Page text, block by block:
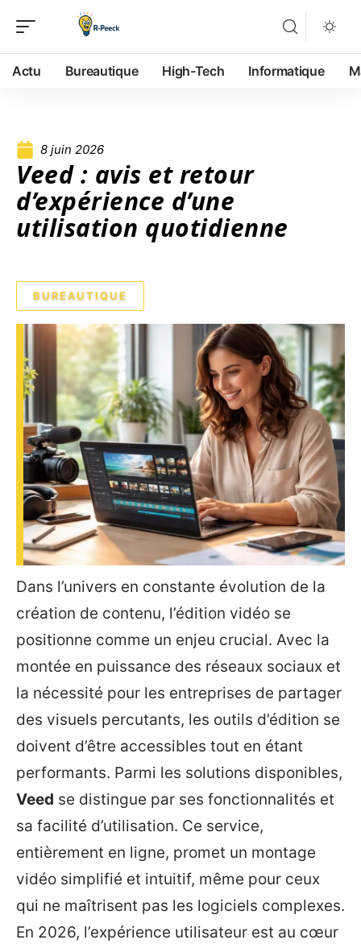
Actu Bureautique High-Tech Informatique
8 juin 2026
Veed : avis et retour
d’expérience d’une
utilisation quotidienne
BUREAUTIQUE
Dans l’univers en constante évolution de la
création de contenu, l’édition vidéo se
positionne comme un enjeu crucial. Avec la
montée en puissance des réseaux sociaux et
la nécessité pour les entreprises de partager
des visuels percutants, les outils d’édition se
doivent d’être accessibles tout en étant
performants. Parmi les solutions disponibles,
Veed se distingue par ses fonctionnalités et
sa facilité d’utilisation. Ce service,
entièrement en ligne, promet un montage
vidéo simplifié et intuitif, même pour ceux
qui ne maîtrisent pas les logiciels complexes.
En 2026, l’expérience utilisateur est au cœur